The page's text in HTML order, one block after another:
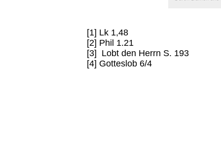
[1] Lk 1,48
[2] Phil 1.21
[3] Lobt den Herrn S. 193
[4] Gotteslob 6/4